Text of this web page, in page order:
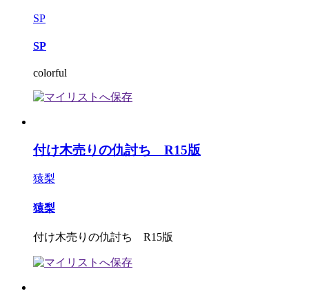
SP
SP
colorful
付け木売りの仇討ち R15版
猿梨
猿梨
付け木売りの仇討ち R15版